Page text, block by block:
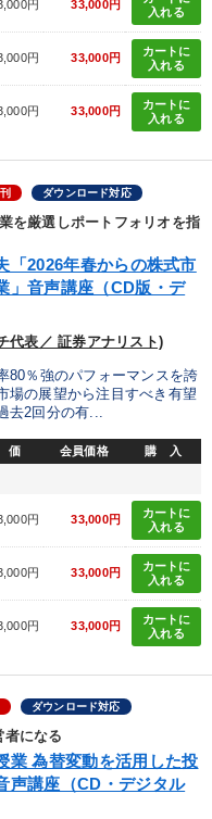
演シリーズ
ダウンロード）
力向上
ス向上
松下幸之助
ード」を更新いただけます。
refresh
らお探しいただけます
円 33,000円
入れる
円 33,000円
カートに
入れる
円 33,000円
カートに
入れる
ダウンロード対応
を厳選しポートフォリオを指
「2026年春からの株式市
」音声講座（CD版・デ
代表／ 証券アナリスト)
80％強のパフォーマンスを誇
場の展望から注目すべき有望
去2回分の有...
価 会員価格 購 入
円 33,000円
カートに
入れる
円 33,000円
カートに
入れる
円 33,000円
カートに
入れる
ダウンロード対応
者になる
業 為替変動を活用した投
声講座（CD・デジタル